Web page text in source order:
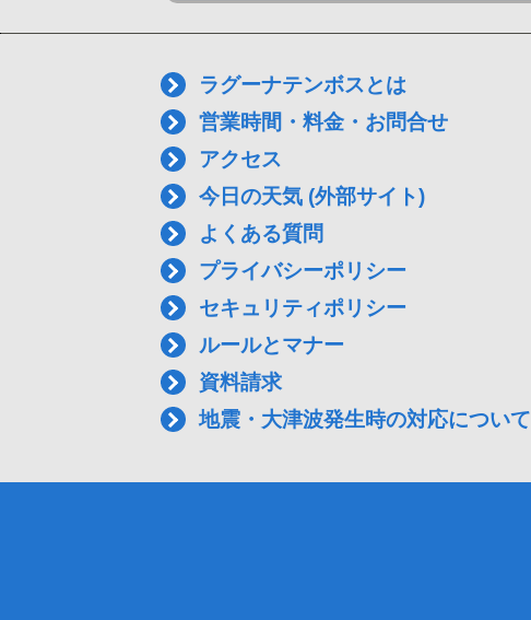
ラグーナテンボスとは
営業時間・料金・お問合せ
アクセス
今日の天気 (外部サイト)
よくある質問
プライバシーポリシー
セキュリティポリシー
ルールとマナー
資料請求
地震・大津波発生時の対応について